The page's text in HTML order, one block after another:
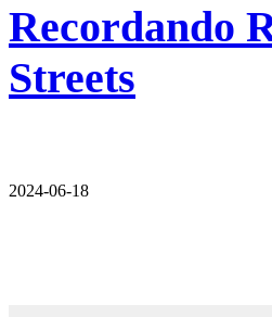
Recordando
Streets
2024-06-18